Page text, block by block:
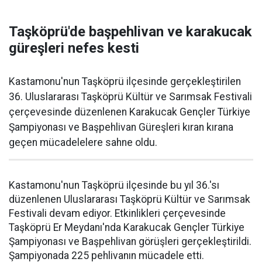
Taşköprü'de başpehlivan ve karakucak
güreşleri nefes kesti
Kastamonu'nun Taşköprü ilçesinde gerçekleştirilen
36. Uluslararası Taşköprü Kültür ve Sarımsak Festivali
çerçevesinde düzenlenen Karakucak Gençler Türkiye
Şampiyonası ve Başpehlivan Güreşleri kıran kırana
geçen mücadelelere sahne oldu.
Kastamonu'nun Taşköprü ilçesinde bu yıl 36.'sı
düzenlenen Uluslararası Taşköprü Kültür ve Sarımsak
Festivali devam ediyor. Etkinlikleri çerçevesinde
Taşköprü Er Meydanı'nda Karakucak Gençler Türkiye
Şampiyonası ve Başpehlivan görüşleri gerçekleştirildi.
Şampiyonada 225 pehlivanın mücadele etti.